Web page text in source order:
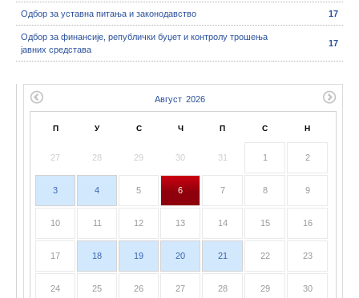
Одбор за уставна питања и законодавство 17
Одбор за финансије, републички буџет и контролу трошења
јавних средстава
17
П У С Ч П С Н
27 28 29 30 31 1 2
3 4 5 6 7 8 9
10 11 12 13 14 15 16
17 18 19 20 21 22 23
24 25 26 27 28 29 30